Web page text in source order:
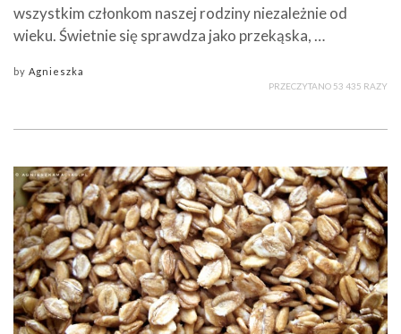
wszystkim członkom naszej rodziny niezależnie od
wieku. Świetnie się sprawdza jako przekąska, …
by Agnieszka
PRZECZYTANO 53 435 RAZY